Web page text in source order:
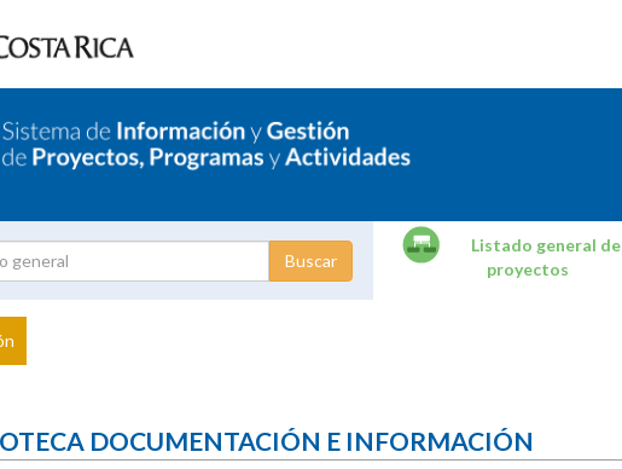
Investigador
Listado general de
proyectos
DOCUMENTACIÓN E INFORMACIÓN